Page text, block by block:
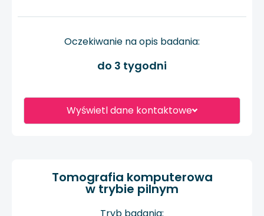
Wyświetl dane kontaktowe
Oczekiwanie na opis badania:
do 3 tygodni
Tomografia komputerowa
w trybie pilnym
Tryb badania: